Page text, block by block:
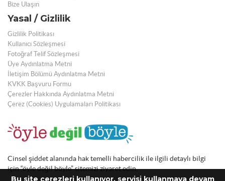
Bu site çerezleri kullanıyor, servisi kullanmaya devam
Bize Ulaşın
Yasal / Gizlilik
Gizlilik Politikası
Kullanıcı Sözleşmesi
Fotoğraf Telif Sözleşmesi
Üye Aydınlatma Metni
İletişim Bölümü Aydınlatma Metni
KVKK Başvuru Formu
Çerezler Hakkında Aydınlatma Metni
Çerez (Cookies) Uygulamaları Politikası
Cinsel şiddet alanında hak temelli habercilik ile ilgili detaylı bilgi
için “öyle değil böyle” sitemizi ziyaret edin.